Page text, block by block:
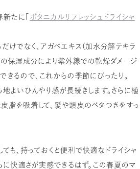
たに「 ボタニカルリフレッシュドライシャ
けでなく、アガベエキス（加水分解テキラ
の保湿成分により紫外線での乾燥ダメージ
きるので、これからの季節にぴったり。
地よいひんやり感が長続きします。さらに植
脂を吸着して、髪や頭皮のベタつきをすっ
も、持っておくと便利で快適なドライシャ
に快適さが実感できるはず。この春夏のマ